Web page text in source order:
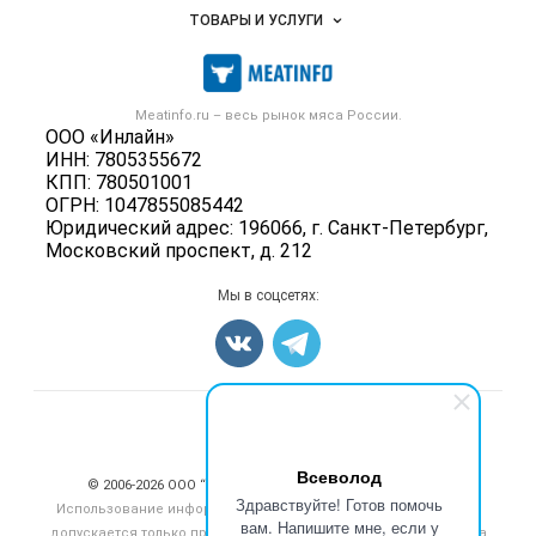
Всеволод
Здравствуйте! Готов помочь
вам. Напишите мне, если у
Meatinfo.ru – весь рынок мяса России.
ООО «Инлайн»
ИНН: 7805355672
КПП: 780501001
ОГРН: 1047855085442
Юридический адрес: 196066, г. Санкт-Петербург,
Московский проспект, д. 212
Размещение рекламы
Публичная оферта
Контактная информация
Политика обработки персональных данных
Объявления
Новости рынка
Мониторинг
Вакансии
ТОВАРЫ И УСЛУГИ
Мясо, мясопродукты
Скот в живом весе
Колбасы, сосиски, деликатесы
Мясные полуфабрикаты
Мясные снеки
Яйца
Карта объявлений
Мы в соцсетях:
© 2006‑2026 ООО “Инлайн”. 12+ Все права защищены.
Использование информации, размещенной на данном сайте,